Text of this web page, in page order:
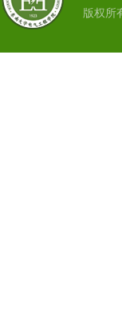
版权所